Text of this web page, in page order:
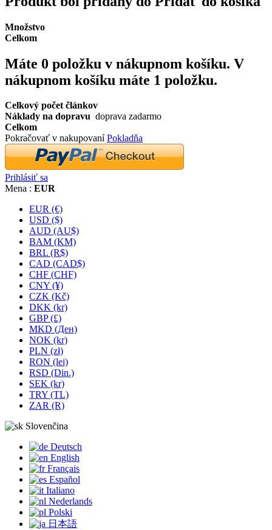
Množstvo
Celkom
Máte 0 položku v nákupnom košíku. V
nákupnom košíku máte 1 položku.
Celkový počet článkov
Náklady na dopravu doprava zadarmo
Celkom
Pokračovať v nakupovaníPokladňa
Prihlásiť sa
Mena : EUR
EUR (€)
USD ($)
AUD (AU$)
BAM (KM)
BRL (R$)
CAD (CAD$)
CHF (CHF)
CNY (¥)
CZK (Kč)
DKK (kr)
GBP (£)
MKD (Ден)
NOK (kr)
PLN (zł)
RON (lei)
RSD (Din.)
SEK (kr)
TRY (TL)
ZAR (R)
Slovenčina
Deutsch
English
Français
Español
Italiano
Nederlands
Polski
日本語